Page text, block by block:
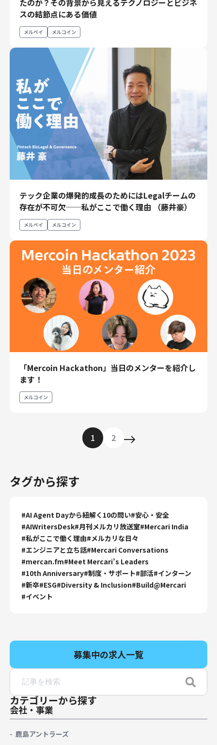
たのか？その背景から見えるテクノロジーとビジネ
スの結節点にある価値
メルペイ メルコイン
テック企業の爆発的成長のためにはLegalチームの
存在が不可欠──私がここで働く理由 （藤井豪）
メルペイ メルコイン
「Mercoin Hackathon」当日のメンターを紹介し
ます！
メルコイン
1 2
タグから探す
#AI Agent Dayから紐解く10の問い#安心・安全
#AIWritersDesk#月刊メルカリ放送室#Mercari India
#私がここで働く理由#メルカリな日々
#エンジニアと立ち話#Mercari Conversations
#mercan.fm#Meet Mercari’s Leaders
#10th Anniversary#制度・サポート#部活#インターン
#新卒#ESG#Diversity & Inclusion#Build@Mercari
#イベント
募集中の求人一覧
カテゴリーから探す
会社・事業
鹿島アントラーズ